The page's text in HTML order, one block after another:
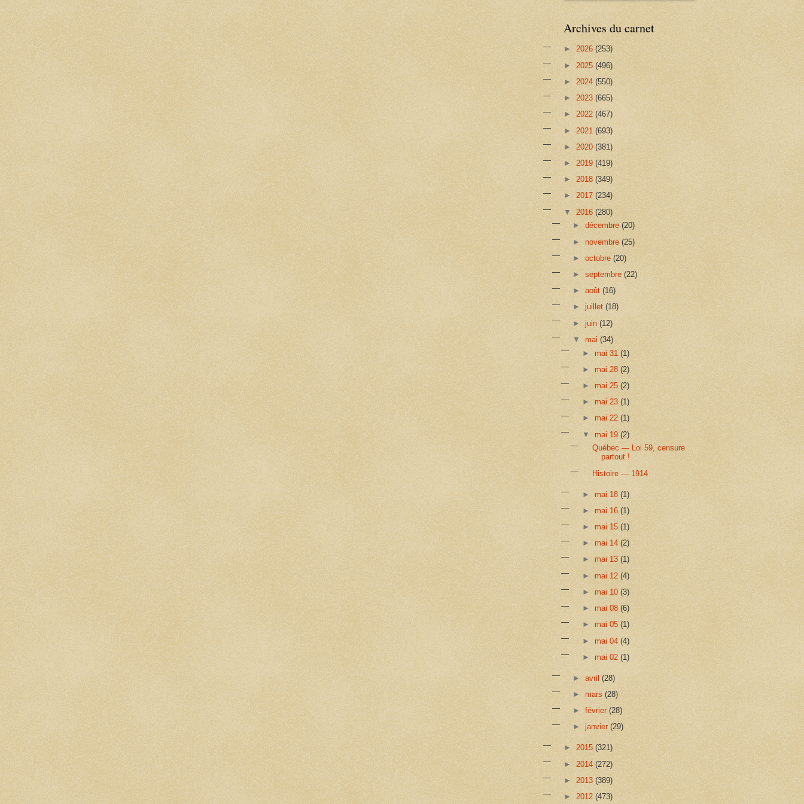
Archives du carnet
► 2026 (253)
► 2025 (496)
► 2024 (550)
► 2023 (665)
► 2022 (467)
► 2021 (693)
► 2020 (381)
► 2019 (419)
► 2018 (349)
► 2017 (234)
▼ 2016 (280)
►décembre(20)
►novembre(25)
►octobre(20)
►septembre(22)
►août(16)
►juillet(18)
►juin(12)
▼mai(34)
► mai 31 (1)
► mai 28 (2)
► mai 25 (2)
► mai 23 (1)
► mai 22 (1)
▼ mai 19 (2)
Québec — Loi 59, censure
partout !
Histoire — 1914
► mai 18 (1)
► mai 16 (1)
► mai 15 (1)
► mai 14 (2)
► mai 13 (1)
► mai 12 (4)
► mai 10 (3)
► mai 08 (6)
► mai 05 (1)
► mai 04 (4)
► mai 02 (1)
►avril(28)
► mars(28)
►février(28)
► janvier(29)
► 2015 (321)
► 2014 (272)
► 2013 (389)
► 2012 (473)